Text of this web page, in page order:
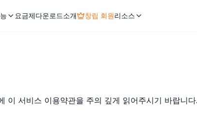
요금제다운로드소개 창립 회원리소스
이 서비스 이용약관을 주의 깊게 읽어주시기 바랍니다.